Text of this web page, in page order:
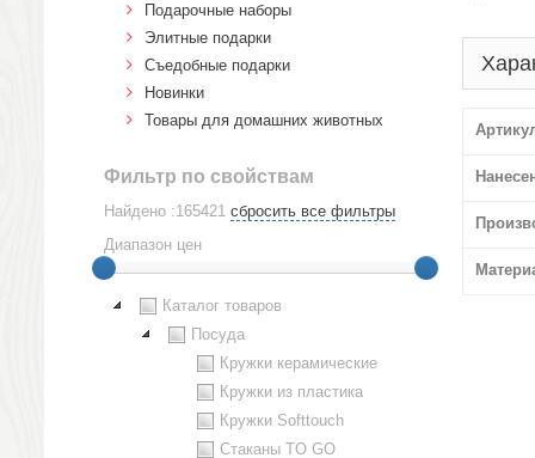
Подарочные наборы
Элитные подарки
Cъедобные подарки
Новинки
Товары для домашних животных
Фильтр по свойствам
Найдено :165421 сбросить все фильтры
Диапазон цен
Каталог товаров
Посуда
Кружки керамические
Кружки из пластика
Кружки Softtouch
Стаканы TO GO